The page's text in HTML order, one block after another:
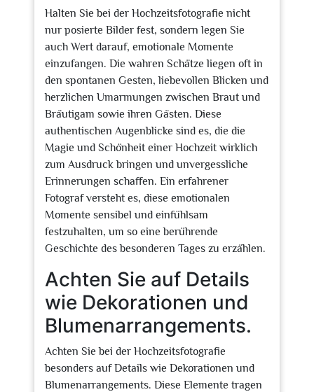
Halten Sie bei der Hochzeitsfotografie nicht
nur posierte Bilder fest, sondern legen Sie
auch Wert darauf, emotionale Momente
einzufangen. Die wahren Schätze liegen oft in
den spontanen Gesten, liebevollen Blicken und
herzlichen Umarmungen zwischen Braut und
Bräutigam sowie ihren Gästen. Diese
authentischen Augenblicke sind es, die die
Magie und Schönheit einer Hochzeit wirklich
zum Ausdruck bringen und unvergessliche
Erinnerungen schaffen. Ein erfahrener
Fotograf versteht es, diese emotionalen
Momente sensibel und einfühlsam
festzuhalten, um so eine berührende
Geschichte des besonderen Tages zu erzählen.
Achten Sie auf Details
wie Dekorationen und
Blumenarrangements.
Achten Sie bei der Hochzeitsfotografie
besonders auf Details wie Dekorationen und
Blumenarrangements. Diese Elemente tragen